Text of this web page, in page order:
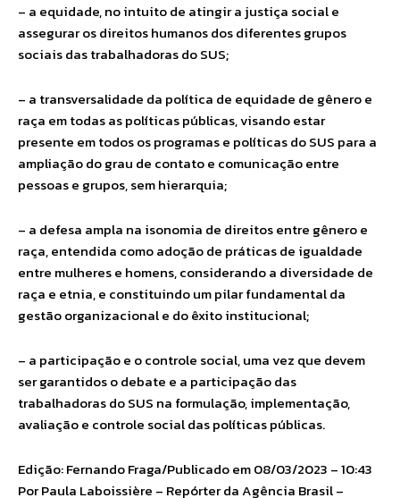
– a equidade, no intuito de atingir a justiça social e
assegurar os direitos humanos dos diferentes grupos
sociais das trabalhadoras do SUS;
– a transversalidade da política de equidade de gênero e
raça em todas as políticas públicas, visando estar
presente em todos os programas e políticas do SUS para a
ampliação do grau de contato e comunicação entre
pessoas e grupos, sem hierarquia;
– a defesa ampla na isonomia de direitos entre gênero e
raça, entendida como adoção de práticas de igualdade
entre mulheres e homens, considerando a diversidade de
raça e etnia, e constituindo um pilar fundamental da
gestão organizacional e do êxito institucional;
– a participação e o controle social, uma vez que devem
ser garantidos o debate e a participação das
trabalhadoras do SUS na formulação, implementação,
avaliação e controle social das políticas públicas.
Edição: Fernando Fraga/Publicado em 08/03/2023 – 10:43
Por Paula Laboissière – Repórter da Agência Brasil –